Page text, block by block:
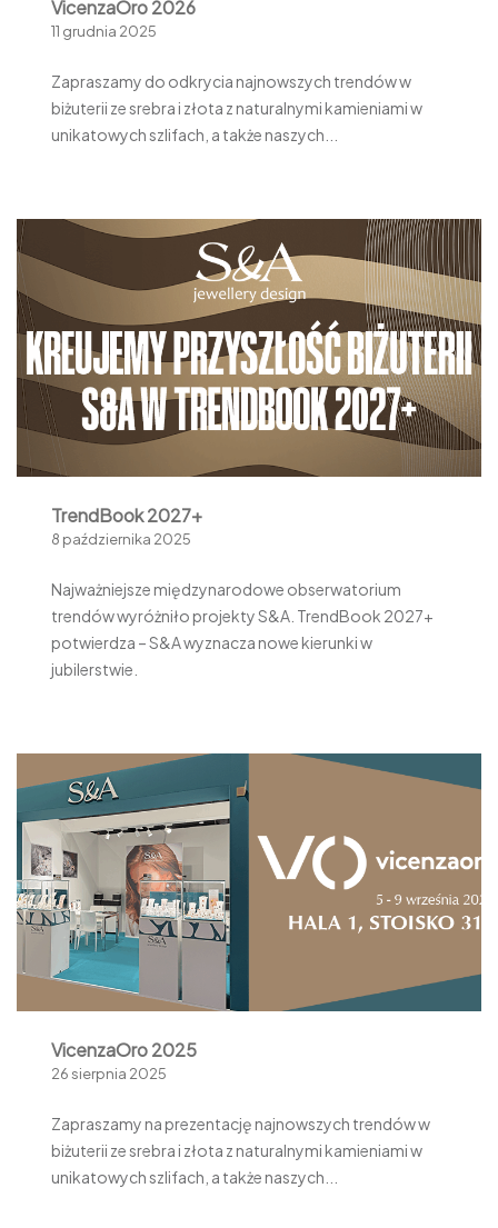
VicenzaOro 2026
11 grudnia 2025
Zapraszamy do odkrycia najnowszych trendów w
biżuterii ze srebra i złota z naturalnymi kamieniami w
unikatowych szlifach, a także naszych...
TrendBook 2027+
8 października 2025
Najważniejsze międzynarodowe obserwatorium
trendów wyróżniło projekty S&A. TrendBook 2027+
potwierdza – S&A wyznacza nowe kierunki w
jubilerstwie.
VicenzaOro 2025
26 sierpnia 2025
Zapraszamy na prezentację najnowszych trendów w
biżuterii ze srebra i złota z naturalnymi kamieniami w
unikatowych szlifach, a także naszych...